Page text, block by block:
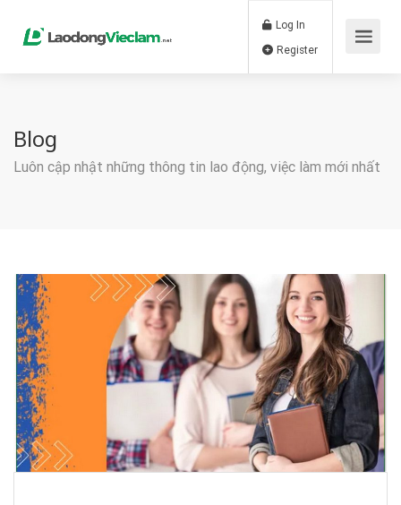
Log In
Blog
Luôn cập nhật những thông tin lao động, việc làm mới nhất